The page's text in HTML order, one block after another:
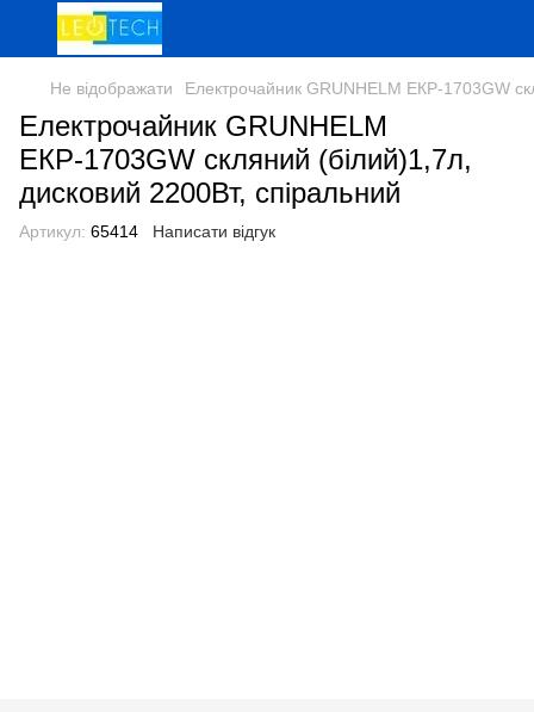
Не відображати Електрочайник GRUNHELM ЕКР-1703GW
Електрочайник GRUNHELM
ЕКР-1703GW скляний (білий)1,7л,
дисковий 2200Вт, спіральний
Артикул: 65414 Написати відгук